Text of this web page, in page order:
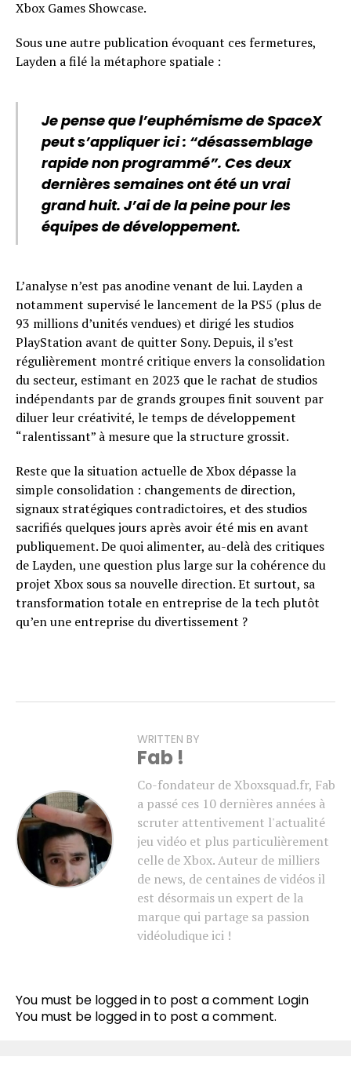
Xbox Games Showcase.
Sous une autre publication évoquant ces fermetures,
Layden a filé la métaphore spatiale :
Je pense que l’euphémisme de SpaceX
peut s’appliquer ici : “désassemblage
rapide non programmé”. Ces deux
dernières semaines ont été un vrai
grand huit. J’ai de la peine pour les
équipes de développement.
L’analyse n’est pas anodine venant de lui. Layden a
notamment supervisé le lancement de la PS5 (plus de
93 millions d’unités vendues) et dirigé les studios
PlayStation avant de quitter Sony. Depuis, il s’est
régulièrement montré critique envers la consolidation
du secteur, estimant en 2023 que le rachat de studios
indépendants par de grands groupes finit souvent par
diluer leur créativité, le temps de développement
“ralentissant” à mesure que la structure grossit.
Reste que la situation actuelle de Xbox dépasse la
simple consolidation : changements de direction,
signaux stratégiques contradictoires, et des studios
sacrifiés quelques jours après avoir été mis en avant
publiquement. De quoi alimenter, au-delà des critiques
de Layden, une question plus large sur la cohérence du
projet Xbox sous sa nouvelle direction. Et surtout, sa
transformation totale en entreprise de la tech plutôt
qu’en une entreprise du divertissement ?
WRITTEN BY
Fab !
Co-fondateur de Xboxsquad.fr, Fab
a passé ces 10 dernières années à
scruter attentivement l'actualité
jeu vidéo et plus particulièrement
celle de Xbox. Auteur de milliers
de news, de centaines de vidéos il
est désormais un expert de la
marque qui partage sa passion
vidéoludique ici !
You must be logged in to post a comment Login
You must be logged in to post a comment.